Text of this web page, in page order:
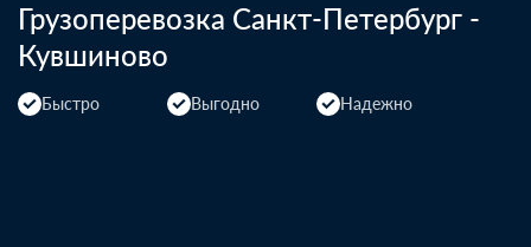
Грузоперевозка Санкт-Петербург -
Кувшиново
Быстро Выгодно Надежно